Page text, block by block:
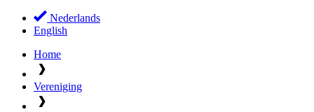
Nederlands
English
Home
Vereniging